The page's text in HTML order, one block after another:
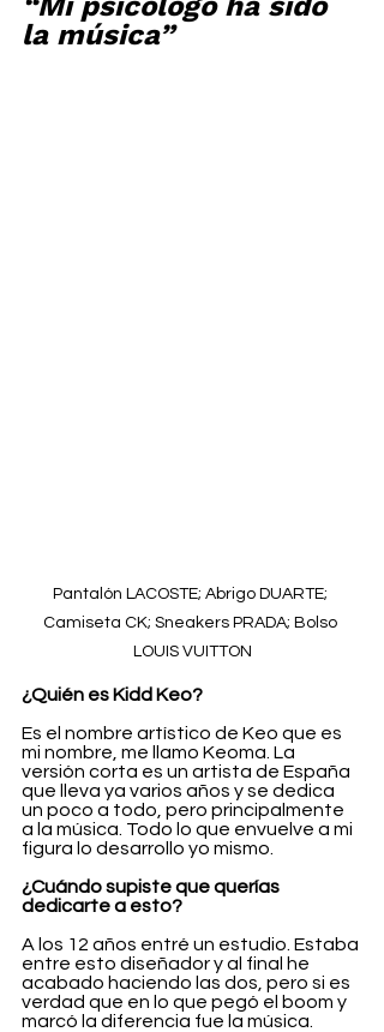
la música”
Pantalón LACOSTE; Abrigo DUARTE;
Camiseta CK; Sneakers PRADA; Bolso
LOUIS VUITTON
¿Quién es Kidd Keo?
Es el nombre artístico de Keo que es
mi nombre, me llamo Keoma. La
versión corta es un artista de España
que lleva ya varios años y se dedica
un poco a todo, pero principalmente
a la música. Todo lo que envuelve a mi
figura lo desarrollo yo mismo.
¿Cuándo supiste que querías
dedicarte a esto?
A los 12 años entré un estudio. Estaba
entre esto diseñador y al final he
acabado haciendo las dos, pero si es
verdad que en lo que pegó el boom y
marcó la diferencia fue la música.